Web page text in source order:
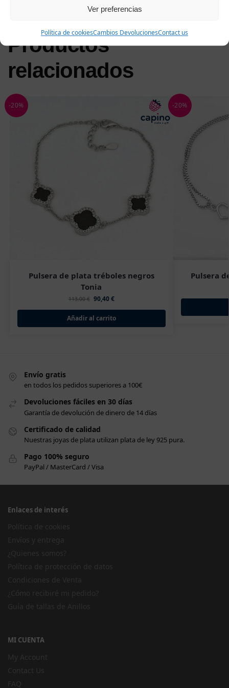
Ver preferencias
Política de cookiesCambios DevolucionesContact us
Productos
relacionados
-20%
Pulsera de plata tréboles negros
Tonia
113,00€ 90,40€
Añadir al carrito
-20%
Pulsera
Envío gratis
en todos los pedidos superiores a 100€
Devoluciones fáciles en 30 días
Garantía de devolución de dinero de 14 días
Certificado de calidad
Nuestras joyas de plata utilizan plata de ley 925 pura.
Pago 100% seguro
PayPal / MasterCard / Visa
Enlaces de interés
MI CUENTA